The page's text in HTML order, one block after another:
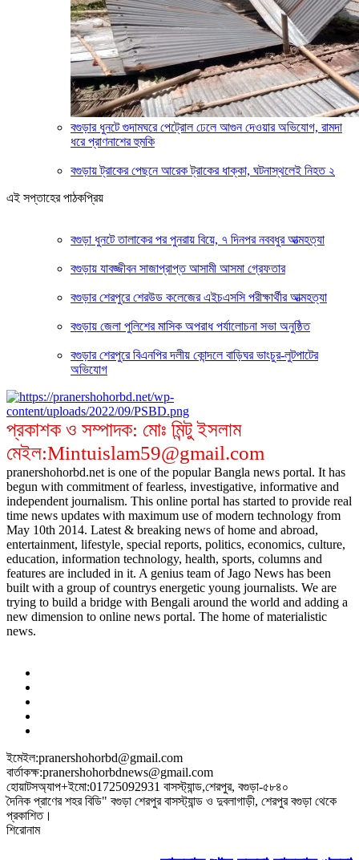
বগুড়ার ধুনটে গুদামঘরে পেট্রোল ঢেলে আগুন দেওয়ার অভিযোগ, রামদা
ধরে প্রাণনাশের হুমকি
বগুড়ায় ট্রাকের পেছনে আরেক ট্রাকের ধাক্কা, ঘটনাস্থলেই নিহত ২
এই সপ্তাহের পাঠকপ্রিয়
বগুড়া ধুনটে তালাকের পর পুনরায় বিয়ে, ৭ দিনপর নববধুর আত্মহত্যা
বগুড়ায় যাবজ্জীবন সাজাপ্রাপ্ত আসামী আসমা গ্রেফতার
বগুড়ার শেরপুরে শেরউড কলেজের এইচএসসি পরীক্ষার্থীর আত্মহত্যা
বগুড়ায় জেলা পুলিশের মাসিক অপরাধ পর্যালোচনা সভা অনুষ্ঠিত
বগুড়ার শেরপুরে বিএনপির দলীয় কোন্দলে বাড়িঘর ভাংচুর-লুটপাটের
অভিযোগ
প্রকাশক ও সম্পাদক: মোঃ মিন্টু ইসলাম
মেইল:Mintuislam59@gmail.com
pranershohorbd.net is one of the popular Bangla news portal. It has
begun with commitment of fearless, investigative, informative and
independent journalism. This online portal has started to provide real
time news updates with maximum use of modern technology from
May 10th 2014. Latest & breaking news of home and abroad,
entertainment, lifestyle, special reports, politics, economics, culture,
education, information technology, health, sports, columns and
features are included in it. A genius team of Jago News has been
built with a group of countrys energetic young journalists. We are
trying to build a bridge with Bengali around the world and adding a
new dimension to online news portal. The home of materialistic
news.
ইমেইল:pranershohorbd@gmail.com
বার্তাকক্ষ:pranershohorbdnews@gmail.com
হোয়াটসঅ্যাপ+ইমো:01725092931 বাসস্ট্যান্ড,শেরপুর, বগুড়া-৫৮৪০
দৈনিক প্রাণের শহর বিডি" বগুড়া শেরপুর বাসস্ট্যান্ড ও দুবলাগাড়ী, শেরপুর বগুড়া থেকে
প্রকাশিত।
শিরোনাম